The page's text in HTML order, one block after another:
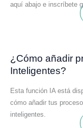
aquí abajo e inscríbete
¿Cómo añadir
Inteligentes?
Esta función IA está
cómo añadir tus
inteligentes.